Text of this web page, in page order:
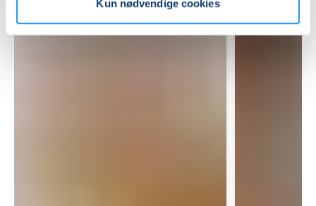
Kun nødvendige cookies